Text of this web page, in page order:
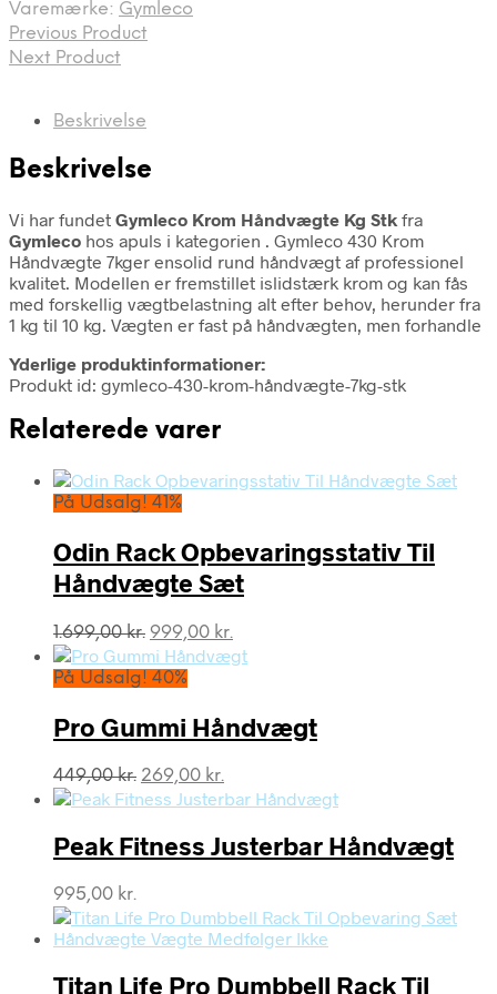
Varemærke: Gymleco
Previous Product
Next Product
Beskrivelse
Beskrivelse
Vi har fundet Gymleco Krom Håndvægte Kg Stk fra
Gymleco hos apuls i kategorien . Gymleco 430 Krom
Håndvægte 7kger ensolid rund håndvægt af professionel
kvalitet. Modellen er fremstillet islidstærk krom og kan fås
med forskellig vægtbelastning alt efter behov, herunder fra
1 kg til 10 kg. Vægten er fast på håndvægten, men forhandle
Yderlige produktinformationer:
Produkt id: gymleco-430-krom-håndvægte-7kg-stk
Relaterede varer
På Udsalg! 41%
Odin Rack Opbevaringsstativ Til
Håndvægte Sæt
1.699,00kr. Den
oprindelige
pris
1.699,00 kr..
999,00 kr.
aktuelle
999,00 kr..
På Udsalg! 40%
Pro Gummi Håndvægt
449,00kr. Den
oprindelige
var:
449,00 kr..
269,00 kr.
aktuelle
er:
269,00 kr..
Peak Fitness Justerbar Håndvægt
995,00 kr.
Titan Life Pro Dumbbell Rack Til